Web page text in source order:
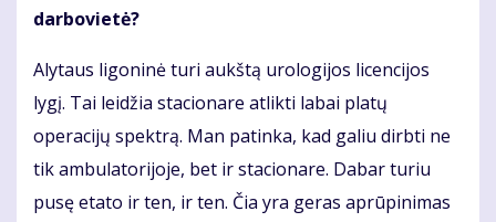
darbovietė?
Alytaus ligoninė turi aukštą urologijos licencijos
lygį. Tai leidžia stacionare atlikti labai platų
operacijų spektrą. Man patinka, kad galiu dirbti ne
tik ambulatorijoje, bet ir stacionare. Dabar turiu
pusę etato ir ten, ir ten. Čia yra geras aprūpinimas